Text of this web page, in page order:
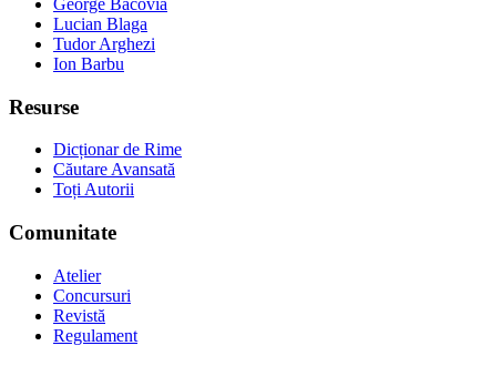
Lucian Blaga
Tudor Arghezi
Ion Barbu
Resurse
Dicționar de Rime
Căutare Avansată
Toți Autorii
Comunitate
Atelier
Concursuri
Revistă
Regulament